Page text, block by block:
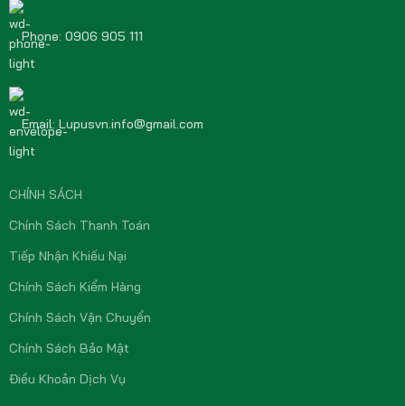
Phone: 0906 905 111
Email: Lupusvn.info@gmail.com
CHÍNH SÁCH
Chính Sách Thanh Toán
Tiếp Nhận Khiếu Nại
Chính Sách Kiểm Hàng
Chính Sách Vận Chuyển
Chính Sách Bảo Mật
Điều Khoản Dịch Vụ